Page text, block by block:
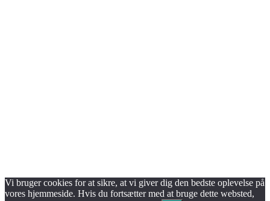
Vi bruger cookies for at sikre, at vi giver dig den bedste oplevelse på
vores hjemmeside. Hvis du fortsætter med at bruge dette websted,